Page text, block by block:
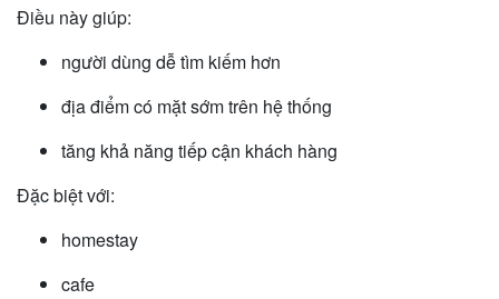
Điều này giúp:
người dùng dễ tìm kiếm hơn
địa điểm có mặt sớm trên hệ thống
tăng khả năng tiếp cận khách hàng
Đặc biệt với:
homestay
cafe